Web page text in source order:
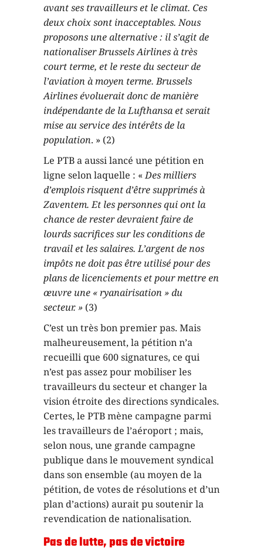
avant ses travailleurs et le climat. Ces
deux choix sont inacceptables. Nous
proposons une alternative : il s’agit de
nationaliser Brussels Airlines à très
court terme, et le reste du secteur de
l’aviation à moyen terme. Brussels
Airlines évoluerait donc de manière
indépendante de la Lufthansa et serait
mise au service des intérêts de la
population. » (2)
Le PTB a aussi lancé une pétition en
ligne selon laquelle : «Des milliers
d’emplois risquent d’être supprimés à
Zaventem. Et les personnes qui ont la
chance de rester devraient faire de
lourds sacrifices sur les conditions de
travail et les salaires. L’argent de nos
impôts ne doit pas être utilisé pour des
plans de licenciements et pour mettre en
œuvre une « ryanairisation » du
secteur. » (3)
C’est un très bon premier pas. Mais
malheureusement, la pétition n’a
recueilli que 600 signatures, ce qui
n’est pas assez pour mobiliser les
travailleurs du secteur et changer la
vision étroite des directions syndicales.
Certes, le PTB mène campagne parmi
les travailleurs de l’aéroport ; mais,
selon nous, une grande campagne
publique dans le mouvement syndical
dans son ensemble (au moyen de la
pétition, de votes de résolutions et d’un
plan d’actions) aurait pu soutenir la
revendication de nationalisation.
Pas de lutte, pas de victoire